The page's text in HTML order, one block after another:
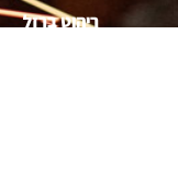
ריהוט ברזל